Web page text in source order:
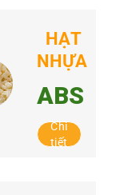
HẠT
NHỰA
ABS
Chi
tiết